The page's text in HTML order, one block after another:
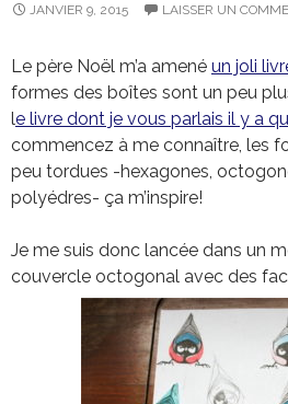
JANVIER 9, 2015 LAISSER UN
Le père Noël m’a amené un joli
formes des boîtes sont un peu
le livre dont je vous parlais il y a
commencez à me connaître, les
peu tordues -hexagones,
polyédres- ça m’inspire!
Je me suis donc lancée dans un
couvercle octogonal avec des